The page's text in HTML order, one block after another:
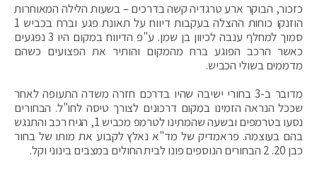
כזכור, הבוקר ארע טרגדיה קשה בדרכים – בשעות הלילה המאוחרות
הוזנקו כוחות ההצלה בעקבות דיווח על תאונת פגע וברח בכביש 1
סמוך למחלף ענבה לכיוון בן שמן. ע"פ הדיווח במקום היו 3 נפגעים
כאשר הרכב הפוגע ברח מהמקום והותיר את הפצועים כשהם
מדממים בשולי הכביש.
מדובר ב-3 בחורי ישיבה שהיו בדרכם חזרה משדה התעופה לאחר
שככל הנראה הזמינו במקום דרכונים לצורך טיסה לחו"ל. הבחורים
נסעו בטרמפים ובשעה שהמתינו לטרמפ מכביש 1, הגיח רכב והתנגש
בהם בעוצמה. פראמדיק של מד"א נאלץ לקבוע את מותו של בחור
כבן 20. 2 הבחורים הנוספים פונו לבית החולים במצבים בינוני וקל.